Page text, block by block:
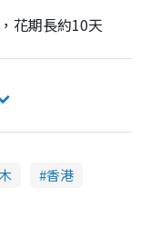
花期長約10天
香港